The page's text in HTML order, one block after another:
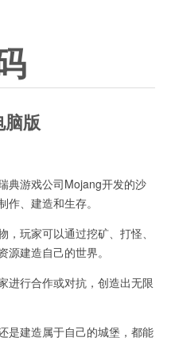
脑版
游戏公司Mojang开发的沙
、建造和生存。
玩家可以通过挖矿、打怪、
建造自己的世界。
行合作或对抗，创造出无限
建造属于自己的城堡，都能